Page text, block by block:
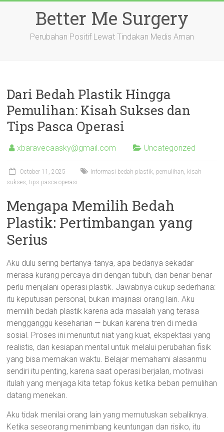
Better Me Surgery
Perubahan Positif Lewat Tindakan Medis Aman
Dari Bedah Plastik Hingga
Pemulihan: Kisah Sukses dan
Tips Pasca Operasi
xbaravecaasky@gmail.com Uncategorized
October 11, 2025
Informasi bedah plastik, pemulihan, kisah
sukses, tips pasca operasi
Mengapa Memilih Bedah
Plastik: Pertimbangan yang
Serius
Aku dulu sering bertanya-tanya, apa bedanya sekadar
merasa kurang percaya diri dengan tubuh, dan benar-benar
perlu menjalani operasi plastik. Jawabnya cukup sederhana:
itu keputusan personal, bukan imajinasi orang lain. Aku
memilih bedah plastik karena ada masalah yang terasa
mengganggu keseharian — bukan karena tren di media
sosial. Proses ini menuntut niat yang kuat, ekspektasi yang
realistis, dan kesiapan mental untuk melalui perubahan fisik
yang bisa memakan waktu. Belajar memahami alasanmu
sendiri itu penting, karena saat operasi berjalan, motivasi
itulah yang menjaga kita tetap fokus ketika beban pemulihan
datang menekan.
Aku tidak menilai orang lain yang memutuskan sebaliknya.
Ketika seseorang menimbang keuntungan dan risiko, itu